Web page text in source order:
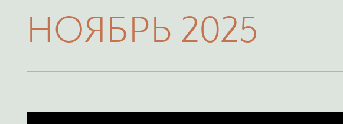
НОЯБРЬ 2025